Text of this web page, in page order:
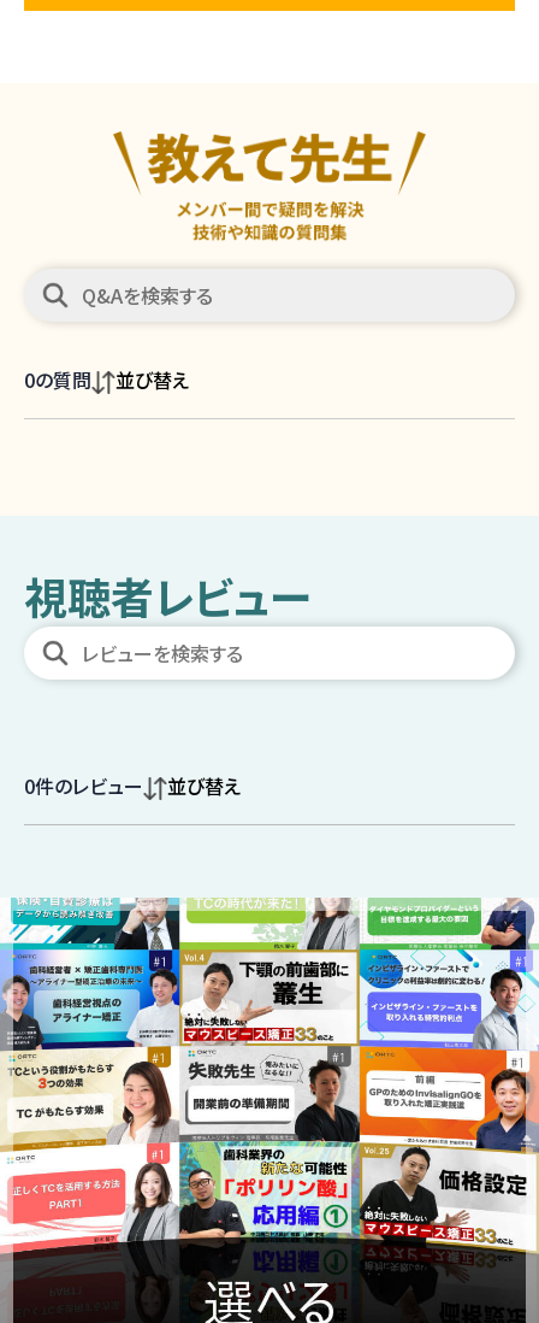
0の質問 並び替え
視聴者レビュー
0件のレビュー 並び替え